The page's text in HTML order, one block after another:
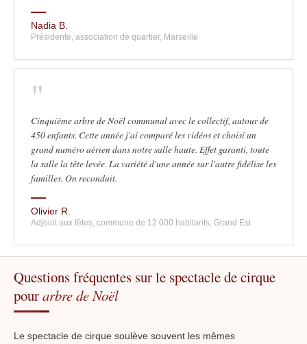
Nadia B.
Présidente, association de quartier, Marseille
"
Cinquième arbre de Noël communal avec le collectif, autour de
450 enfants. Cette année j'ai comparé les vidéos et choisi un
grand numéro aérien dans notre salle haute. Effet garanti, toute
la salle la tête levée. La variété d'une année sur l'autre fidélise les
familles. On reconduit.
Olivier R.
Adjoint aux fêtes, commune de 12 000 habitants, Grand Est
Questions fréquentes sur le spectacle de cirque
pourarbre de Noël
Le spectacle de cirque soulève souvent les mêmes